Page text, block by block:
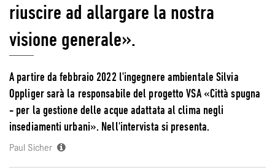
riuscire ad allargare la nostra
visione generale».
A partire da febbraio 2022 l'ingegnere ambientale Silvia
Oppliger sarà la responsabile del progetto VSA «Città spugna
- per la gestione delle acque adattata al clima negli
insediamenti urbani». Nell'intervista si presenta.
Paul Sicher